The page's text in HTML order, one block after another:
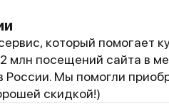
который помогает
млн посещений сайта в
России. Мы помогли
скидкой!)